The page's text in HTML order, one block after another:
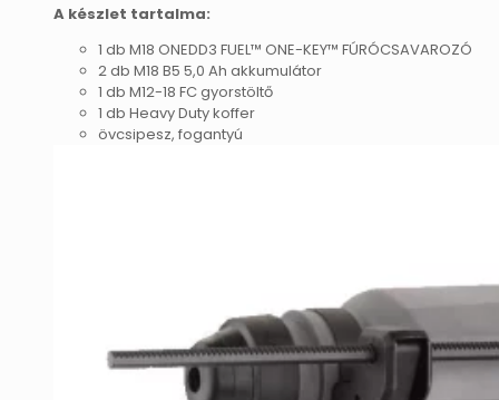
A készlet tartalma:
1 db M18 ONEDD3 FUEL™ ONE-KEY™ FÚRÓCSAVAROZÓ
2 db M18 B5 5,0 Ah akkumulátor
1 db M12-18 FC gyorstöltő
1 db Heavy Duty koffer
övcsipesz, fogantyú